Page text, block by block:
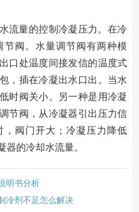
流量的控制冷凝压力。在冷
阀。水量调节阀有两种模
口处温度间接发信的温度式
，插在冷凝出水口出。当水
时阀关小。另一种是用冷凝
节阀，从冷凝器引出压力信
阀门开大；冷凝压力降低
器的冷却水流量。
明书分析
冷剂不足怎么解决